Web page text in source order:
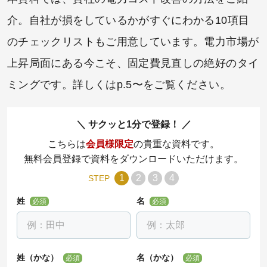
介。自社が損をしているかがすぐにわかる10項目
のチェックリストもご用意しています。電力市場が
上昇局面にある今こそ、固定費見直しの絶好のタイ
ミングです。詳しくはp.5〜をご覧ください。
サクッと1分で登録！
こちらは会員様限定の貴重な資料です。
無料会員登録で資料をダウンロードいただけます。
STEP 1 2 3 4
姓 必須 名 必須
姓（かな） 必須 名（かな） 必須